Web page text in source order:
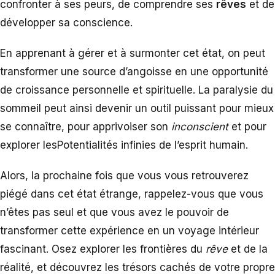
confronter à ses peurs, de comprendre ses rêves et de
développer sa conscience.
En apprenant à gérer et à surmonter cet état, on peut
transformer une source d’angoisse en une opportunité
de croissance personnelle et spirituelle. La paralysie du
sommeil peut ainsi devenir un outil puissant pour mieux
se connaître, pour apprivoiser son inconscientet pour
explorer lesPotentialités infinies de l’esprit humain.
Alors, la prochaine fois que vous vous retrouverez
piégé dans cet état étrange, rappelez-vous que vous
n’êtes pas seul et que vous avez le pouvoir de
transformer cette expérience en un voyage intérieur
fascinant. Osez explorer les frontières du rêveet de la
réalité, et découvrez les trésors cachés de votre propre